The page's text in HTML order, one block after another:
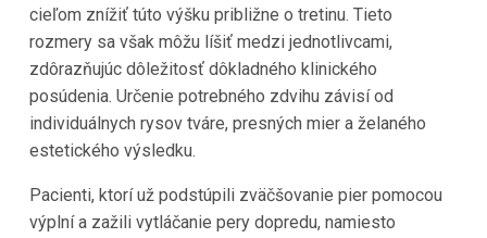
cieľom znížiť túto výšku približne o tretinu. Tieto
rozmery sa však môžu líšiť medzi jednotlivcami,
zdôrazňujúc dôležitosť dôkladného klinického
posúdenia. Určenie potrebného zdvihu závisí od
individuálnych rysov tváre, presných mier a želaného
estetického výsledku.
Pacienti, ktorí už podstúpili zväčšovanie pier pomocou
výplní a zažili vytláčanie pery dopredu, namiesto